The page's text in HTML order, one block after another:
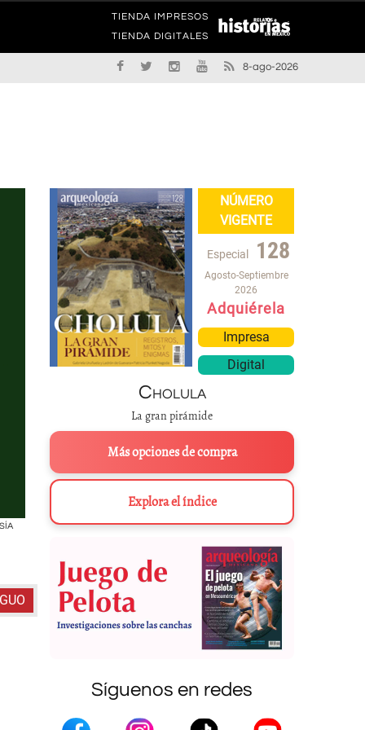
TIENDA IMPRESOS
TIENDA DIGITALES
8-ago-2026
La leyenda de los volcanes. Fotografía y arte digital: Antonio Yussif, modelo:
NÚMERO
VIGENTE
Especial 128
Agosto-Septiembre
2026
Adquiérela
Impresa
Digital
Cholula
La gran pirámide
Más opciones de compra
Explora el índice
Síguenos en redes